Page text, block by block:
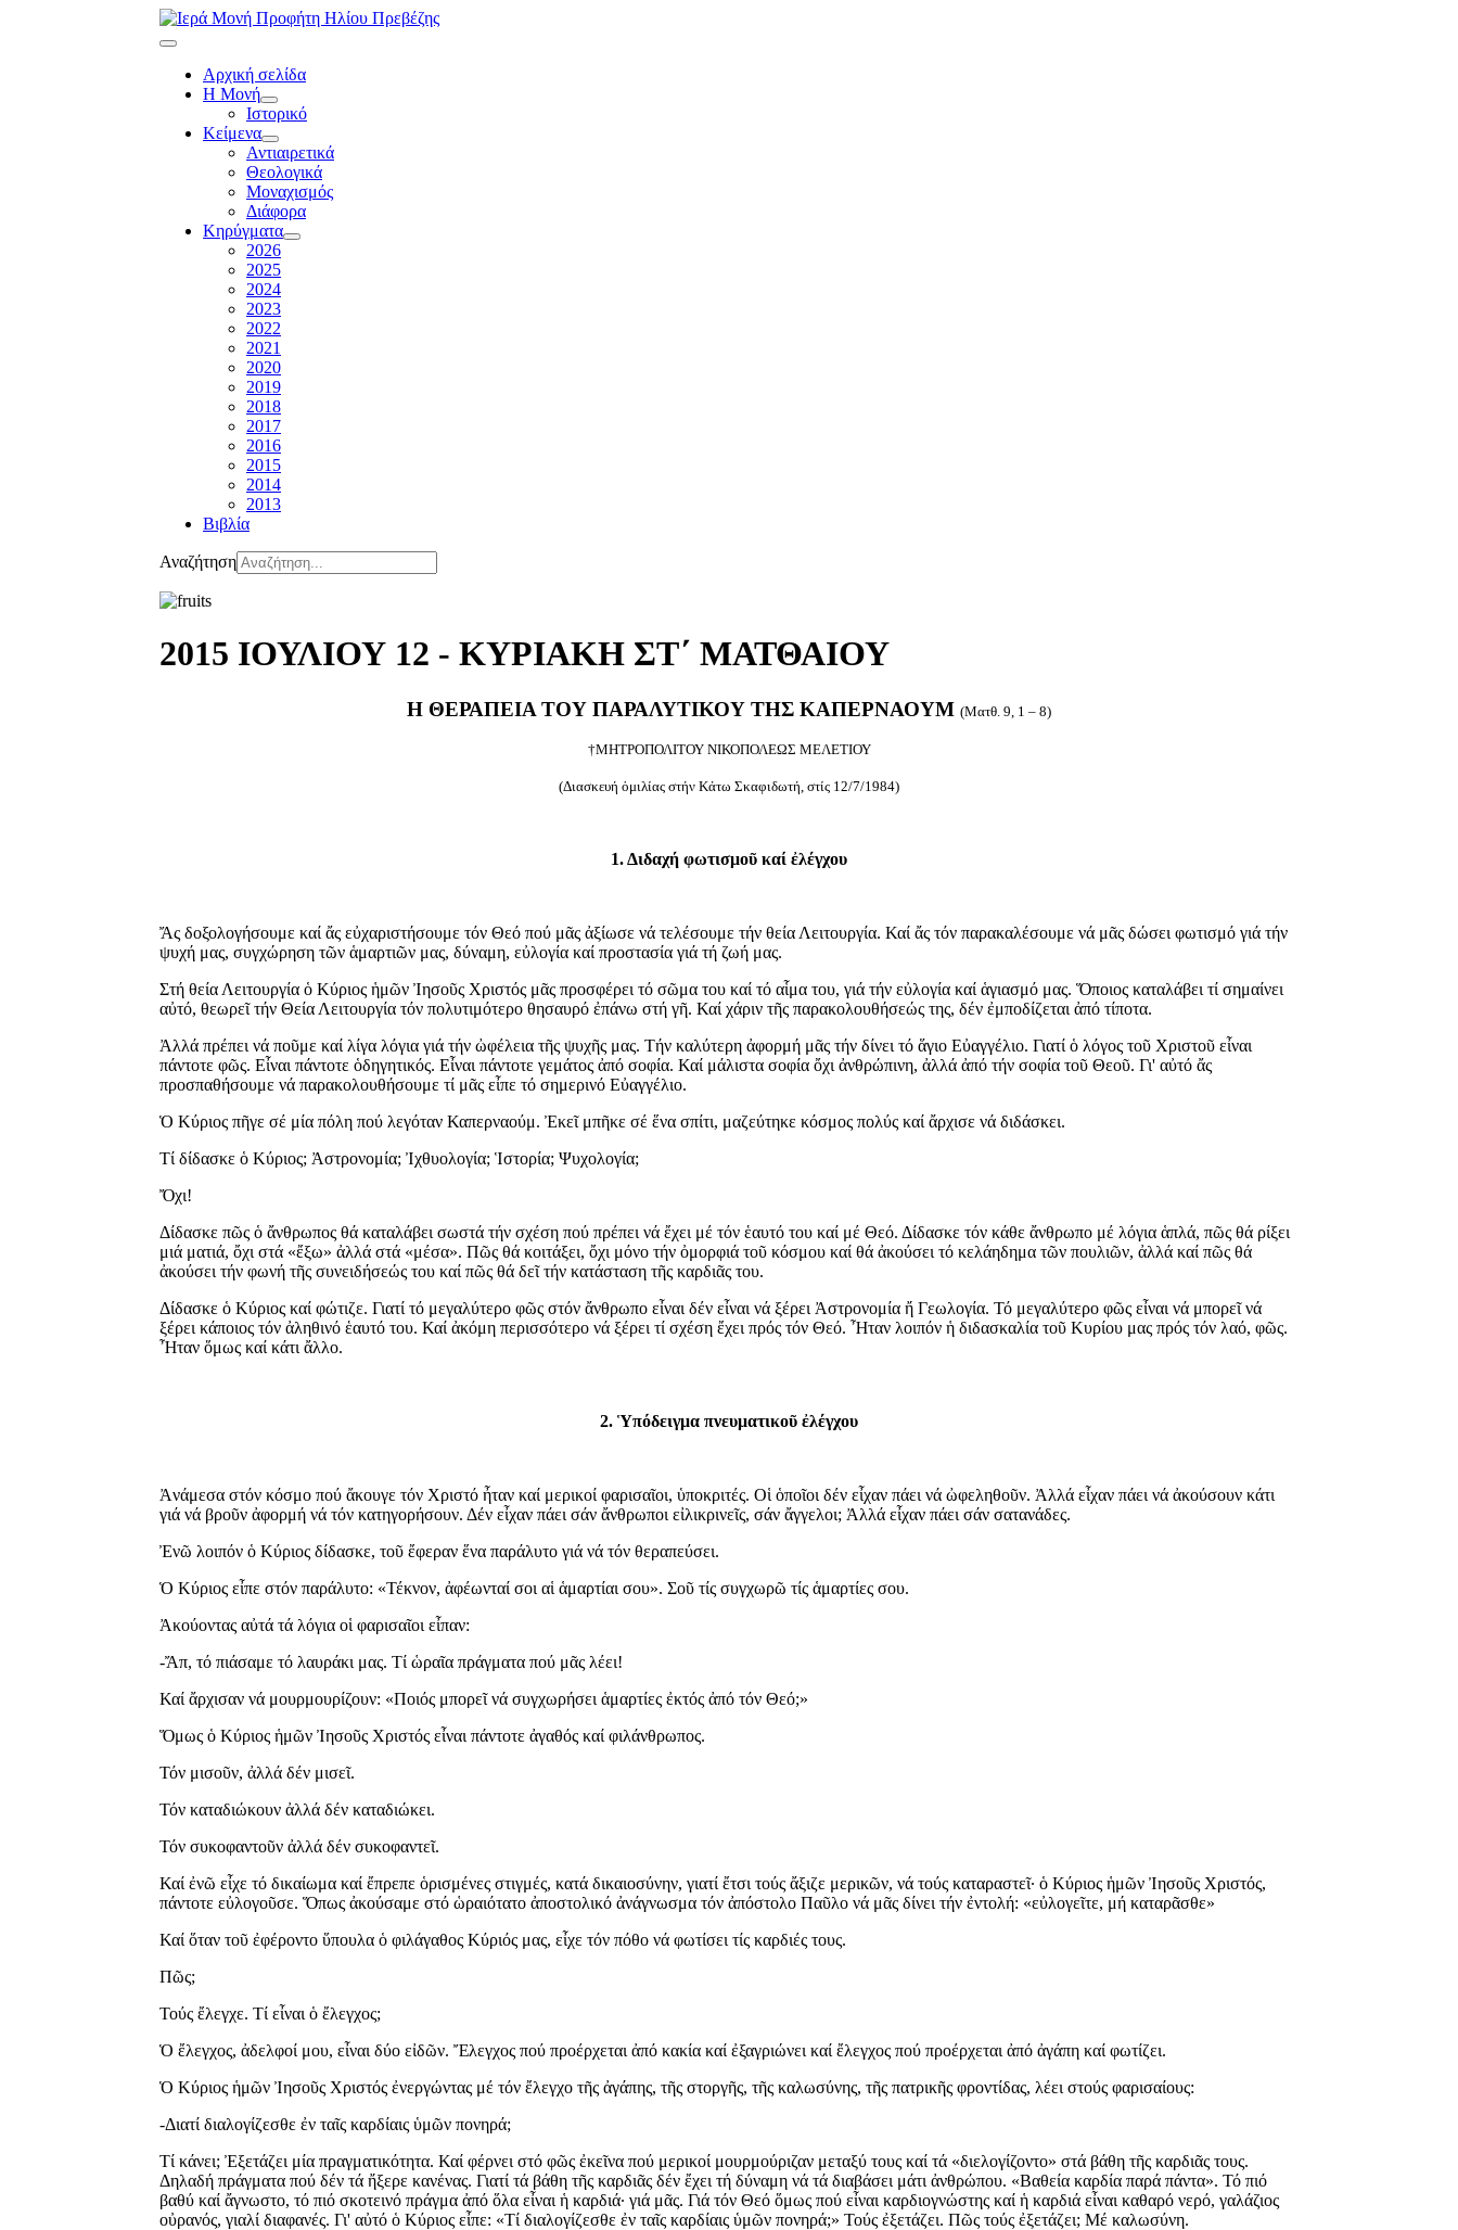
Αρχική σελίδα
Η Μονή
Ιστορικό
Κείμενα
Αντιαιρετικά
Θεολογικά
Μοναχισμός
Διάφορα
Κηρύγματα
2026
2025
2024
2023
2022
2021
2020
2019
2018
2017
2016
2015
2014
2013
Βιβλία
Αναζήτηση
2015 ΙΟΥΛΙΟΥ 12 - ΚΥΡΙΑΚΗ ΣΤ΄ ΜΑΤΘΑΙΟΥ
Η ΘΕΡΑΠΕΙΑ ΤΟΥ ΠΑΡΑΛΥΤΙΚΟΥ ΤΗΣ ΚΑΠΕΡΝΑΟΥΜ (Ματθ. 9, 1 – 8)
†ΜΗΤΡΟΠΟΛΙΤΟΥ ΝΙΚΟΠΟΛΕΩΣ ΜΕΛΕΤΙΟΥ
(Διασκευή ὁμιλίας στήν Κάτω Σκαφιδωτή, στίς 12/7/1984)
1. Διδαχή φωτισμοῦ καί ἐλέγχου
Ἄς δοξολογήσουμε καί ἄς εὐχαριστήσουμε τόν Θεό πού μᾶς ἀξίωσε νά τελέσουμε τήν θεία Λειτουργία. Καί ἄς τόν παρακαλέσουμε νά μᾶς δώσει φωτισμό γιά τήν
ψυχή μας, συγχώρηση τῶν ἁμαρτιῶν μας, δύναμη, εὐλογία καί προστασία γιά τή ζωή μας.
Στή θεία Λειτουργία ὁ Κύριος ἡμῶν Ἰησοῦς Χριστός μᾶς προσφέρει τό σῶμα του καί τό αἷμα του, γιά τήν εὐλογία καί ἁγιασμό μας. Ὅποιος καταλάβει τί σημαίνει
αὐτό, θεωρεῖ τήν Θεία Λειτουργία τόν πολυτιμότερο θησαυρό ἐπάνω στή γῆ. Καί χάριν τῆς παρακολουθήσεώς της, δέν ἐμποδίζεται ἀπό τίποτα.
Ἀλλά πρέπει νά ποῦμε καί λίγα λόγια γιά τήν ὠφέλεια τῆς ψυχῆς μας. Τήν καλύτερη ἀφορμή μᾶς τήν δίνει τό ἅγιο Εὐαγγέλιο. Γιατί ὁ λόγος τοῦ Χριστοῦ εἶναι
πάντοτε φῶς. Εἶναι πάντοτε ὁδηγητικός. Εἶναι πάντοτε γεμάτος ἀπό σοφία. Καί μάλιστα σοφία ὄχι ἀνθρώπινη, ἀλλά ἀπό τήν σοφία τοῦ Θεοῦ. Γι' αὐτό ἄς
προσπαθήσουμε νά παρακολουθήσουμε τί μᾶς εἶπε τό σημερινό Εὐαγγέλιο.
Ὁ Κύριος πῆγε σέ μία πόλη πού λεγόταν Καπερναούμ. Ἐκεῖ μπῆκε σέ ἕνα σπίτι, μαζεύτηκε κόσμος πολύς καί ἄρχισε νά διδάσκει.
Τί δίδασκε ὁ Κύριος; Ἀστρονομία; Ἰχθυολογία; Ἱστορία; Ψυχολογία;
Ὄχι!
Δίδασκε πῶς ὁ ἄνθρωπος θά καταλάβει σωστά τήν σχέση πού πρέπει νά ἔχει μέ τόν ἑαυτό του καί μέ Θεό. Δίδασκε τόν κάθε ἄνθρωπο μέ λόγια ἁπλά, πῶς θά ρίξει
μιά ματιά, ὄχι στά «ἔξω» ἀλλά στά «μέσα». Πῶς θά κοιτάξει, ὄχι μόνο τήν ὀμορφιά τοῦ κόσμου καί θά ἀκούσει τό κελάηδημα τῶν πουλιῶν, ἀλλά καί πῶς θά
ἀκούσει τήν φωνή τῆς συνειδήσεώς του καί πῶς θά δεῖ τήν κατάσταση τῆς καρδιᾶς του.
Δίδασκε ὁ Κύριος καί φώτιζε. Γιατί τό μεγαλύτερο φῶς στόν ἄνθρωπο εἶναι δέν εἶναι νά ξέρει Ἀστρονομία ἤ Γεωλογία. Τό μεγαλύτερο φῶς εἶναι νά μπορεῖ νά
ξέρει κάποιος τόν ἀληθινό ἑαυτό του. Καί ἀκόμη περισσότερο νά ξέρει τί σχέση ἔχει πρός τόν Θεό. Ἦταν λοιπόν ἡ διδασκαλία τοῦ Κυρίου μας πρός τόν λαό, φῶς.
Ἦταν ὅμως καί κάτι ἄλλο.
2. Ὑπόδειγμα πνευματικοῦ ἐλέγχου
Ἀνάμεσα στόν κόσμο πού ἄκουγε τόν Χριστό ἦταν καί μερικοί φαρισαῖοι, ὑποκριτές. Οἱ ὁποῖοι δέν εἶχαν πάει νά ὠφεληθοῦν. Ἀλλά εἶχαν πάει νά ἀκούσουν κάτι
γιά νά βροῦν ἀφορμή νά τόν κατηγορήσουν. Δέν εἶχαν πάει σάν ἄνθρωποι εἰλικρινεῖς, σάν ἄγγελοι; Ἀλλά εἶχαν πάει σάν σατανάδες.
Ἐνῶ λοιπόν ὁ Κύριος δίδασκε, τοῦ ἔφεραν ἕνα παράλυτο γιά νά τόν θεραπεύσει.
Ὁ Κύριος εἶπε στόν παράλυτο: «Τέκνον, ἀφέωνταί σοι αἱ ἁμαρτίαι σου». Σοῦ τίς συγχωρῶ τίς ἁμαρτίες σου.
Ἀκούοντας αὐτά τά λόγια οἱ φαρισαῖοι εἶπαν:
-Ἄπ, τό πιάσαμε τό λαυράκι μας. Τί ὡραῖα πράγματα πού μᾶς λέει!
Καί ἄρχισαν νά μουρμουρίζουν: «Ποιός μπορεῖ νά συγχωρήσει ἁμαρτίες ἐκτός ἀπό τόν Θεό;»
Ὅμως ὁ Κύριος ἡμῶν Ἰησοῦς Χριστός εἶναι πάντοτε ἀγαθός καί φιλάνθρωπος.
Τόν μισοῦν, ἀλλά δέν μισεῖ.
Τόν καταδιώκουν ἀλλά δέν καταδιώκει.
Τόν συκοφαντοῦν ἀλλά δέν συκοφαντεῖ.
Καί ἐνῶ εἶχε τό δικαίωμα καί ἔπρεπε ὁρισμένες στιγμές, κατά δικαιοσύνην, γιατί ἔτσι τούς ἄξιζε μερικῶν, νά τούς καταραστεῖ· ὁ Κύριος ἡμῶν Ἰησοῦς Χριστός,
πάντοτε εὐλογοῦσε. Ὅπως ἀκούσαμε στό ὡραιότατο ἀποστολικό ἀνάγνωσμα τόν ἀπόστολο Παῦλο νά μᾶς δίνει τήν ἐντολή: «εὐλογεῖτε, μή καταρᾶσθε»
Καί ὅταν τοῦ ἐφέροντο ὕπουλα ὁ φιλάγαθος Κύριός μας, εἶχε τόν πόθο νά φωτίσει τίς καρδιές τους.
Πῶς;
Τούς ἔλεγχε. Τί εἶναι ὁ ἔλεγχος;
Ὁ ἔλεγχος, ἀδελφοί μου, εἶναι δύο εἰδῶν. Ἔλεγχος πού προέρχεται ἀπό κακία καί ἐξαγριώνει καί ἔλεγχος πού προέρχεται ἀπό ἀγάπη καί φωτίζει.
Ὁ Κύριος ἡμῶν Ἰησοῦς Χριστός ἐνεργώντας μέ τόν ἔλεγχο τῆς ἀγάπης, τῆς στοργῆς, τῆς καλωσύνης, τῆς πατρικῆς φροντίδας, λέει στούς φαρισαίους:
-Διατί διαλογίζεσθε ἐν ταῖς καρδίαις ὑμῶν πονηρά;
Τί κάνει; Ἐξετάζει μία πραγματικότητα. Καί φέρνει στό φῶς ἐκεῖνα πού μερικοί μουρμούριζαν μεταξύ τους καί τά «διελογίζοντο» στά βάθη τῆς καρδιᾶς τους.
Δηλαδή πράγματα πού δέν τά ἤξερε κανένας. Γιατί τά βάθη τῆς καρδιᾶς δέν ἔχει τή δύναμη νά τά διαβάσει μάτι ἀνθρώπου. «Βαθεία καρδία παρά πάντα». Τό πιό
βαθύ καί ἄγνωστο, τό πιό σκοτεινό πράγμα ἀπό ὅλα εἶναι ἡ καρδιά· γιά μᾶς. Γιά τόν Θεό ὅμως πού εἶναι καρδιογνώστης καί ἡ καρδιά εἶναι καθαρό νερό, γαλάζιος
οὐρανός, γιαλί διαφανές. Γι' αὐτό ὁ Κύριος εἶπε: «Τί διαλογίζεσθε ἐν ταῖς καρδίαις ὑμῶν πονηρά;» Τούς ἐξετάζει. Πῶς τούς ἐξετάζει; Μέ καλωσύνη.